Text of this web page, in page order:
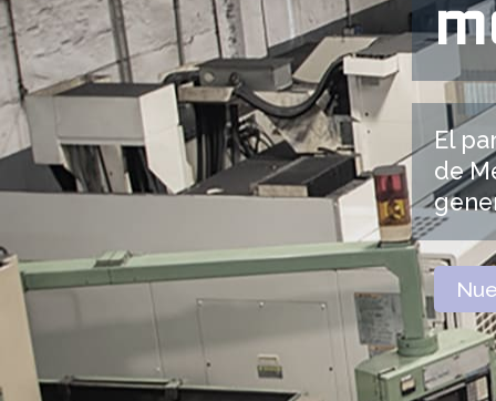
El
de